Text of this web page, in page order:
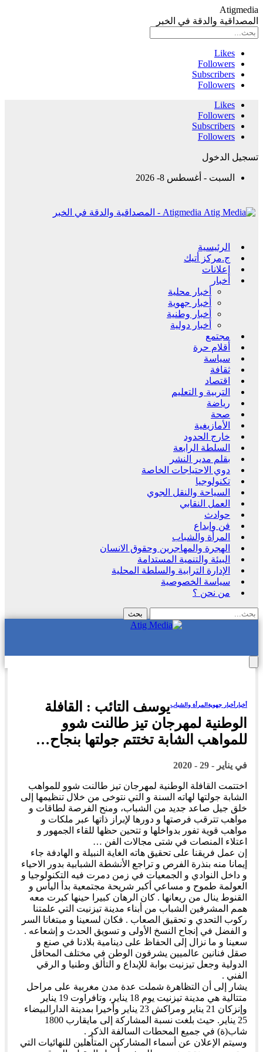
Atigmedia
المصداقية والدقة في الخبر
Likes
Followers
Subscribers
Followers
Likes
Followers
Subscribers
Followers
تسجيل الدخول
السبت - أغسطس 8- 2026
Atigmedia - المصداقية والدقة في الخبر
الرئيسية
ج.مركز أتيك
إعلانات
أخبار
أخبار محلية
أخبار جهوية
أخبار وطنية
أخبار دولية
مجتمع
أقلام حرة
سياسة
ثقافة
اقتصاد
التربية و التعليم
رياضة
صحة
الأمازيغية
خارج الحدود
السلطة الرابعة
بقلم مدير النشر
دوي الاحتياجات الخاصة
تكنولوجيا
السياحة والنقل الجوي
العمل النقابي
حوادث
فن وإبداع
المرأة والشباب
الهجرة والمهاجرين وحقوق الانسان
البيئة والتنمية المستدامة
الإدارة الترابية والسلطة المحلية
سياسة الخصوصية
من نحن ؟
أخبار أخبار جهوية المرأة والشبابيوسف التائب : القافلة
الوطنية لمهرجان تيز طالنت شوو
للمواهب الشابة تختتم جولتها بنجاح…
في يناير - 29 - 2020
اختتمت القافلة الوطنية لمهرجان تيز طالنت شوو للمواهب
الشابة جولتها لهاته السنة و التي نتوخى من خلال تنظيمها إلى
خلق جيل صاعد جديد من الشباب، ومنح الفرصة لطاقات و
مواهب تترقب فرصتها و دورها لإبراز ذاتها عبر ملكات و
مواهب قوية تفور بدواخلها و تتحين حظها للقاء الجمهور و
اعتلاء المنصات في شتى مجالات الفن …
إن عمل فريقنا على تحقيق هاته الغاية النبيلة و الهادفة جاء
إيمانا منه بنذرة الفرص و تراجع الأنشطة الشبابية بدور الاحياء
و داخل النوادي و الجمعيات في زمن دمرت فيه التكنولوجيا و
العولمة طموح و مساعي أكبر شريحة مجتمعية بدأ اليأس و
القنوط ينال من ريعانها . كان الرهان كبيرا حينها كبرت معه
همم المشرفين الشباب من أبناء مدينة تيزنيت التي علمتنا
ركوب التحدي و تحقيق الصعاب . فكان لسعينا و مبتغانا السر
و الفضل في إنجاح النسخ الأولى و تسويق الحدث و إشعاعه .
سعينا و ما نزال إلى الحفاظ على دينامية بلادنا في صنع و
صقل فنانين عالميين يشرفون الوطن في مختلف المحافل
الدولية وجعل تيزنيت بوابة للإبداع و التألق وطنيا و الرقي
الفني .
يشار إلى أن التظاهرة شملت عدة مدن مغربية على مراحل
متتالية هي مدينة تيزنيت يوم 18 يناير، وتافراوت 19 يناير
وإنزكان 21 يناير ومراكش 23 يناير وأخيرا بمدينة الدارالبيضاء
25 يناير. حيث بلغت نسبة المشاركة إلى مايقارب 1800
شاب(ة) في جميع المحطات السالفة الذكر .
وسيتم الإعلان عن أسماء المشاركين المتأهلين للنهائيات التي